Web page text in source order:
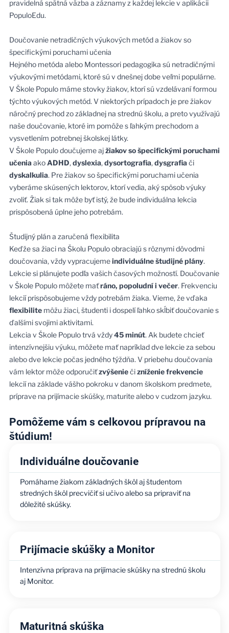
pravidelná spätná väzba a záznamy z každej lekcie v aplikácii
PopuloEdu.
Doučovanie netradičných výukových metód a žiakov so
špecifickými poruchami učenia
Hejného metóda alebo Montessori pedagogika sú netradičnými
výukovými metódami, ktoré sú v dnešnej dobe veľmi populárne.
V Škole Populo máme stovky žiakov, ktorí sú vzdelávaní formou
týchto výukových metód. V niektorých prípadoch je pre žiakov
náročný prechod zo základnej na strednú školu, a preto využívajú
naše doučovanie, ktoré im pomôže s ľahkým prechodom a
vysvetlením potrebnej školskej látky.
V Škole Populo doučujeme ajžiakov so špecifickými poruchami
učenia akoADHD, dyslexia, dysortografia, dysgrafia či
dyskalkulia. Pre žiakov so špecifickými poruchami učenia
vyberáme skúsených lektorov, ktorí vedia, aký spôsob výuky
zvoliť. Žiak si tak môže byť istý, že bude individuálna lekcia
prispôsobená úplne jeho potrebám.
Študijný plán a zaručená flexibilita
Keďže sa žiaci na Školu Populo obraciajú s rôznymi dôvodmi
doučovania, vždy vypracujemeindividuálne študijné plány.
Lekcie si plánujete podľa vašich časových možností. Doučovanie
v Škole Populo môžete maťráno, popoludní i večer. Frekvenciu
lekcií prispôsobujeme vždy potrebám žiaka. Vieme, že vďaka
flexibilitemôžu žiaci, študenti i dospelí ľahko skĺbiť doučovanie s
ďalšími svojimi aktivitami.
Lekcia v Škole Populo trvá vždy45 minút. Ak budete chcieť
intenzívnejšiu výuku, môžete mať napríklad dve lekcie za sebou
alebo dve lekcie počas jedného týždňa. V priebehu doučovania
vám lektor môže odporučiťzvýšeniečizníženie frekvencie
lekcií na základe vášho pokroku v danom školskom predmete,
príprave na prijímacie skúšky, maturite alebo v cudzom jazyku.
Pomôžeme vám s celkovou prípravou na
štúdium!
Individuálne doučovanie
Pomáhame žiakom základných škôl aj študentom
stredných škôl precvičiť si učivo alebo sa pripraviť na
dôležité skúšky.
Prijímacie skúšky a Monitor
Intenzívna príprava na prijímacie skúšky na strednú školu
aj Monitor.
Maturitná skúška